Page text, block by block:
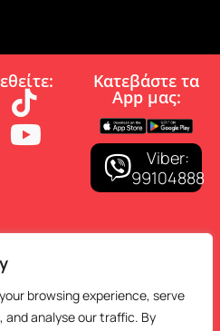
browsing experience, serve
analyse our traffic. By
Κατεβάστε τα
App µας:
Viber:
99104888